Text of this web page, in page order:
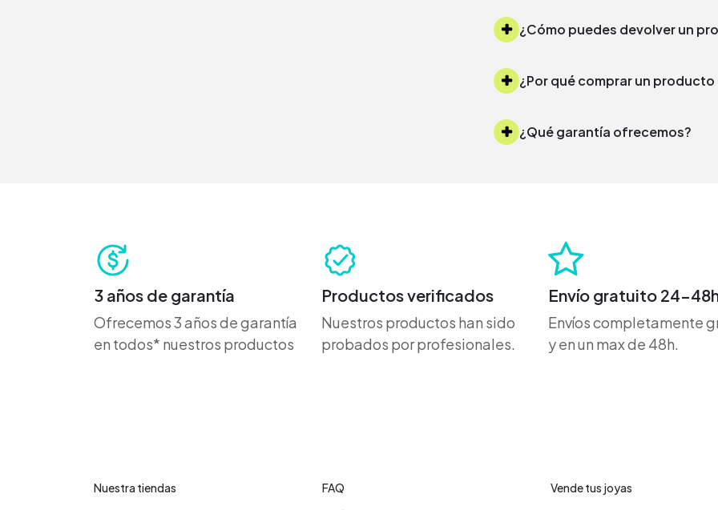
¿Cómo puedes devolver un
¿Por qué comprar un
¿Qué garantía ofrecemos?
3 años de garantía
Ofrecemos 3 años de garantía
en todos* nuestros productos
Productos verificados
Nuestros productos han sido
probados por profesionales.
Envío gratuito 24-
Envíos completamente
y en un max de 48h.
Nuestra tiendas
FAQ
Vende tus joyas